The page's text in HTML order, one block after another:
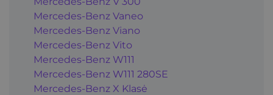
Mercedes-Benz Vaneo
Mercedes-Benz Viano
Mercedes-Benz Vito
Mercedes-Benz W111
Mercedes-Benz W111 280SE
Mercedes-Benz X Klasė